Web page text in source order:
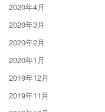
2020年4月
2020年3月
2020年2月
2020年1月
2019年12月
2019年11月